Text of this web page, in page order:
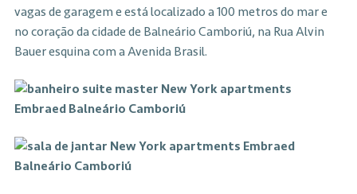
vagas de garagem e está localizado a 100 metros do mar e
no coração da cidade de Balneário Camboriú, na Rua Alvin
Bauer esquina com a Avenida Brasil.